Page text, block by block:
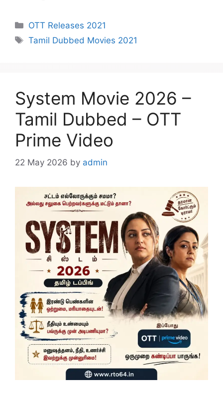
Categories
OTT Releases 2021
Tags
Tamil Dubbed Movies 2021
System Movie 2026 –
Tamil Dubbed – OTT
Prime Video
22 May 2026 by admin